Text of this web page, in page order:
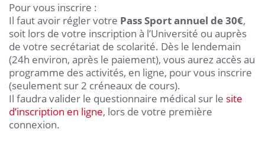
Pour vous inscrire :
Il faut avoir régler votre Pass Sport annuel de 30€,
soit lors de votre inscription à l’Université ou auprès
de votre secrétariat de scolarité. Dès le lendemain
(24h environ, après le paiement), vous aurez accès au
programme des activités, en ligne, pour vous inscrire
(seulement sur 2 créneaux de cours).
Il faudra valider le questionnaire médical sur le site
d’inscription en ligne, lors de votre première
connexion.